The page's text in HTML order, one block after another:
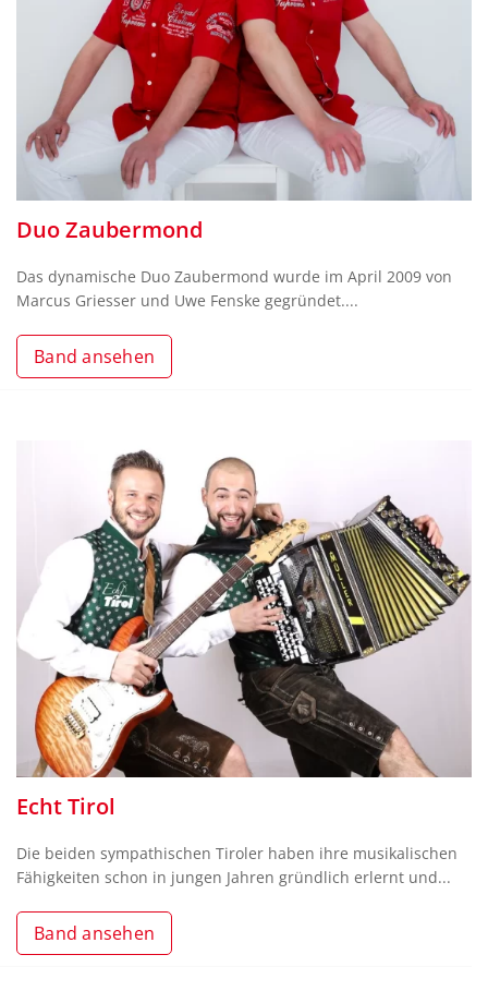
Duo Zaubermond
Das dynamische Duo Zaubermond wurde im April 2009 von
Marcus Griesser und Uwe Fenske gegründet....
Band ansehen
Echt Tirol
Die beiden sympathischen Tiroler haben ihre musikalischen
Fähigkeiten schon in jungen Jahren gründlich erlernt und...
Band ansehen